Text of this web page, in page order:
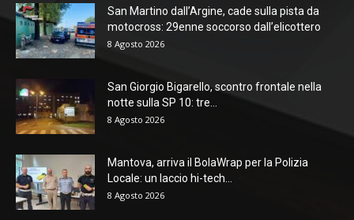
San Martino dall’Argine, cade sulla pista da
motocross: 29enne soccorso dall’elicottero
8 Agosto 2026
San Giorgio Bigarello, scontro frontale nella
notte sulla SP 10: tre...
8 Agosto 2026
Mantova, arriva il BolaWrap per la Polizia
Locale: un laccio hi-tech...
8 Agosto 2026